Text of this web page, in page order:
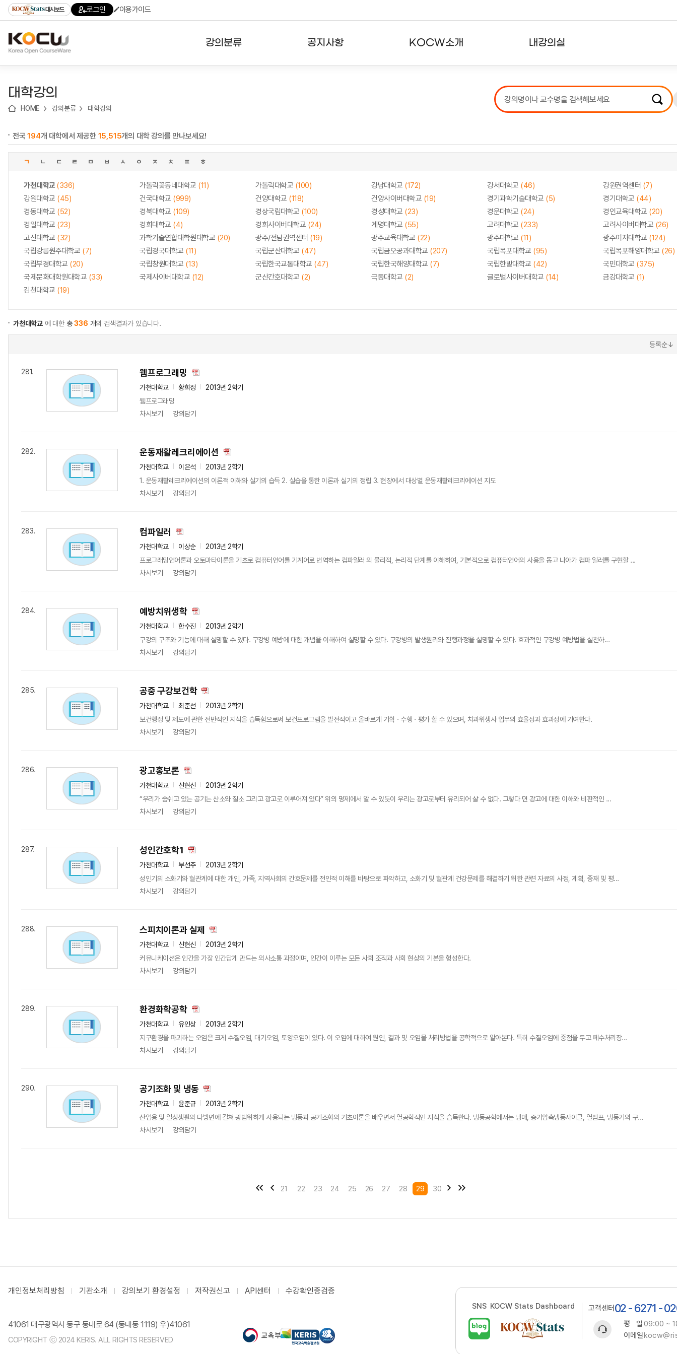
기
기
기
content)
가
대시보드 로그인 이용가이드
강의분류 공지사항 KOCW소개 내강의실
강의리스트
수강확인증강의
대학강의
HOME 강의분류 대학강의
전국194개 대학에서 제공한 15,515개의 대학 강의를 만나보세요!
ㄱ ㄴ ㄷ ㄹ ㅁ ㅂ ㅅ ㅇ ㅈ ㅊ ㅍ ㅎ
가천대학교(336) 가톨릭꽃동네대학교 (11) 가톨릭대학교 (100) 강남대학교 (172) 강서대학교 (46) 강원권역센터 (7)
강원대학교 (45) 건국대학교 (999) 건양대학교 (118) 건양사이버대학교 (19) 경기과학기술대학교 (5) 경기대학교 (44)
경동대학교 (52) 경북대학교 (109) 경상국립대학교 (100) 경성대학교 (23) 경운대학교 (24) 경인교육대학교 (20)
경일대학교 (23) 경희대학교 (4) 경희사이버대학교 (24) 계명대학교 (55) 고려대학교 (233) 고려사이버대학교 (26)
고신대학교 (32) 과학기술연합대학원대학교 (20) 광주/전남권역센터 (19) 광주교육대학교 (22) 광주대학교 (11) 광주여자대학교 (124)
국립강릉원주대학교 (7) 국립경국대학교 (11) 국립군산대학교 (47) 국립금오공과대학교 (207) 국립목포대학교 (95) 국립목포해양대학교 (26)
국립부경대학교 (20) 국립창원대학교 (13) 국립한국교통대학교 (47) 국립한국해양대학교 (7) 국립한밭대학교 (42) 국민대학교 (375)
국제문화대학원대학교 (33) 국제사이버대학교 (12) 군산간호대학교 (2) 극동대학교 (2) 글로벌사이버대학교 (14) 금강대학교 (1)
김천대학교 (19)
가천대학교 에 대한 총336 개의 검색결과가 있습니다.
등록순↓
281. 웹프로그래밍
가천대학교 황희정
2013년 2학기
웹프로그래밍
차시보기
강의담기
282. 운동재활레크리에이션
가천대학교 이은석
2013년 2학기
1. 운동재활레크리에이션의 이론적 이해와 실기의 습득 2. 실습을 통한 이론과 실기의 정립 3. 현장에서 대상별 운동재활레크리에이션 지도
차시보기
강의담기
283. 컴파일러
가천대학교 이상순
2013년 2학기
프로그래밍언어론과 오토마타이론을 기초로 컴퓨터언어를 기계어로 번역하는 컴파일러 의 물리적, 논리적 단계를 이해하여, 기본적으로 컴퓨터언어의 사용을 돕고 나아가 컴파 일러를 구현할 ...
차시보기
강의담기
284. 예방치위생학
가천대학교 한수진
2013년 2학기
구강의 구조와 기능에 대해 설명할 수 있다. 구강병 예방에 대한 개념을 이해하여 설명할 수 있다. 구강병의 발생원리와 진행과정을 설명할 수 있다. 효과적인 구강병 예방법을 실천하...
차시보기
강의담기
285. 공중 구강보건학
가천대학교 최준선
2013년 2학기
보건행정 및 제도에 관한 전반적인 지식을 습득함으로써 보건프로그램을 발전적이고 올바르게 기획ㆍ수행ㆍ평가 할 수 있으며, 치과위생사 업무의 효율성과 효과성에 기여한다.
차시보기
강의담기
286. 광고홍보론
가천대학교 신현신
2013년 2학기
“우리가 숨쉬고 있는 공기는 산소와 질소 그리고 광고로 이루어져 있다” 위의 명제에서 알 수 있듯이 우리는 광고로부터 유리되어 살 수 없다. 그렇다 면 광고에 대한 이해와 비판적인 ...
차시보기
강의담기
287. 성인간호학1
가천대학교 부선주
2013년 2학기
성인기의 소화기와 혈관계에 대한 개인, 가족, 지역사회의 간호문제를 전인적 이해를 바탕으로 파악하고, 소화기 및 혈관계 건강문제를 해결하기 위한 관련 자료의 사정, 계획, 중재 및 평...
차시보기
강의담기
288. 스피치이론과 실제
가천대학교 신현신
2013년 2학기
커뮤니케이션은 인간을 가장 인간답게 만드는 의사소통 과정이며, 인간이 이루는 모든 사회 조직과 사회 현상의 기본을 형성한다.
차시보기
강의담기
289. 환경화학공학
가천대학교 유인상
2013년 2학기
지구환경을 파괴하는 오염은 크게 수질오염, 대기오염, 토양오염이 있다. 이 오염에 대하여 원인, 결과 및 오염물 처리방법을 공학적으로 알아본다. 특히 수질오염에 중점을 두고 페수처리장...
차시보기
강의담기
290. 공기조화 및 냉동
가천대학교 윤준규
2013년 2학기
산업용 및 일상생활의 다방면에 걸쳐 광범위하게 사용되는 냉동과 공기조화의 기초이론을 배우면서 열공학적인 지식을 습득한다. 냉동공학에서는 냉매, 증기압축냉동사이클, 열펌프, 냉동기의 구...
차시보기
강의담기
21 22 23 24 25 26 27 28 29 30
개인정보처리방침 기관소개 강의보기 환경설정 저작권신고 API센터 수강확인증검증
41061 대구광역시 동구 동내로 64 (동내동 1119) 우)41061
COPYRIGHT ⓒ 2024 KERIS. ALL RIGHTS RESERVED
SNS KOCW Stats Dashboard 고객센터 02 - 6271 -
평 일09:00 ~
이메일